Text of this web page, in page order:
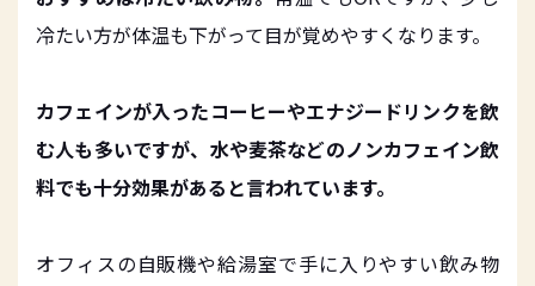
冷たい方が体温も下がって目が覚めやすくなります。
カフェインが入ったコーヒーやエナジードリンクを飲
む人も多いですが、水や麦茶などのノンカフェイン飲
料でも十分効果があると言われています。
オフィスの自販機や給湯室で手に入りやすい飲み物